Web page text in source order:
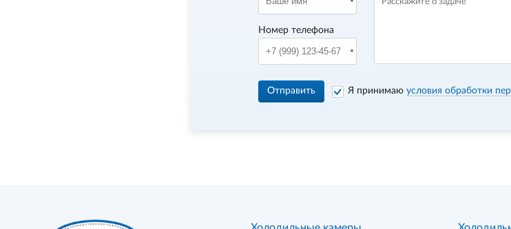
Номер телефона
Отправить Я принимаю условия обработки